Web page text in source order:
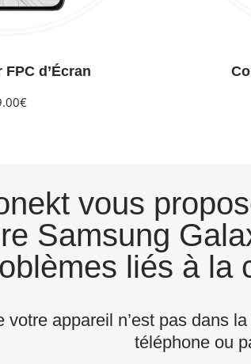
d’Écran
vous
Samsung
liés à la
votre appareil n’est pas dans
téléphone ou